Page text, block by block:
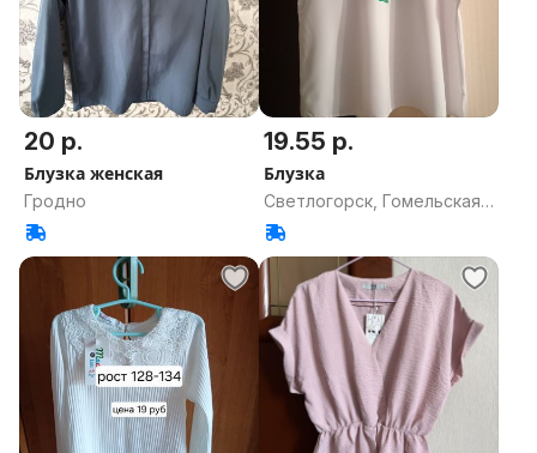
20 р.
Блузка женская
Гродно
19.55 р.
Блузка
Светлогорск, Гомельская
область